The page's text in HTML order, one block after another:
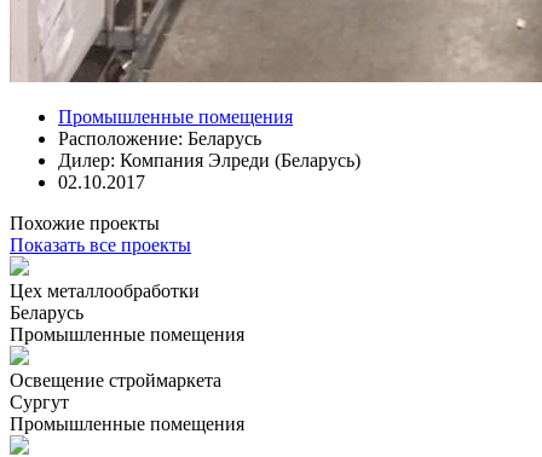
Промышленные помещения
Расположение: Беларусь
Дилер: Компания Элреди (Беларусь)
02.10.2017
Похожие проекты
Показать все проекты
Цех металлообработки
Беларусь
Промышленные помещения
Освещение строймаркета
Сургут
Промышленные помещения